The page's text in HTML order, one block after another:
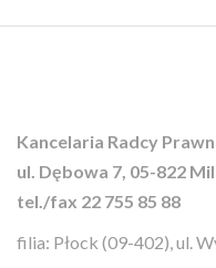
Kancelaria Radcy
ul. Dębowa 7, 05-822
tel./fax 22 755 85 88
filia: Płock (09-402), ul.